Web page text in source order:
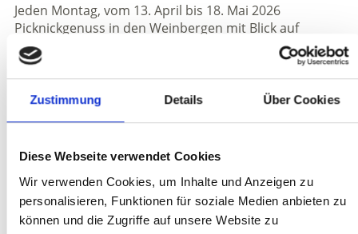
Zustimmung Details Über Cookies
Diese Webseite verwendet Cookies
Wir verwenden Cookies, um Inhalte und Anzeigen zu
personalisieren, Funktionen für soziale Medien anbieten zu
können und die Zugriffe auf unsere Website zu
Jeden Montag, vom 13. April bis 18. Mai 2026
Picknickgenuss in den Weinbergen mit Blick auf
Schloss Kastelbell
Treffpunkt: 11.00 Uhr Tourismusbüro Kastelbell
Preis: Euro 40,00 Erwachsene, Euro 25,00 Kinder (6-12
Jahre)
Führung durch das Spargelfeld, Verkostung von
Treffpunkt:15.00 Uhr Tourismusbüro Kastelbell
Preis: Euro 20,00 Erwachsene, Euro 7,00 Kinder ab 10
Jahre